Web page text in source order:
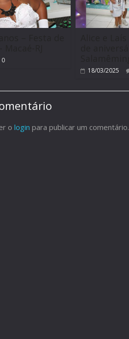
0
18/03/2025
o login para publicar um comentário.